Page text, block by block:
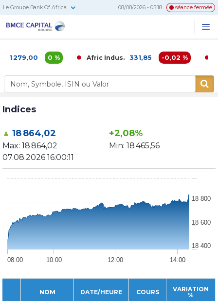
Le Groupe Bank Of Africa 08/08/2026 - 05:18 séance fermée
1 279,00 0 % Afric Indus. 331,85 -0,02 %
Indices
18 864,02
Max: 18 864,02
+2,08%
Min: 18 465,56
07.08.2026 16:00:11
10:00 12:00
08:00 14:00
18 400
18 600
18 800
NOM DATE/HEURE COURS
VARIATION
%